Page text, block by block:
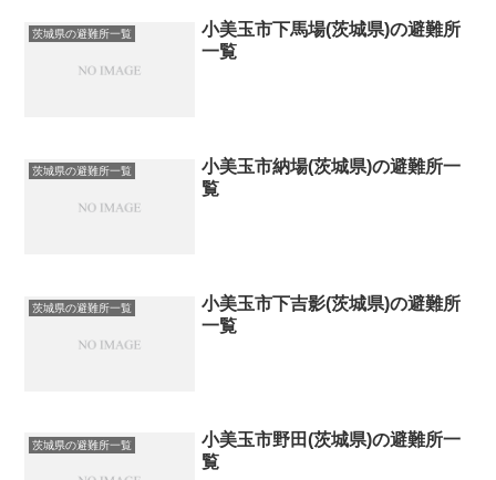
茨城県の避難所一覧
小美玉市下馬場(茨城県)の避難所
一覧
茨城県の避難所一覧
小美玉市納場(茨城県)の避難所一
覧
茨城県の避難所一覧
小美玉市下吉影(茨城県)の避難所
一覧
茨城県の避難所一覧
小美玉市野田(茨城県)の避難所一
覧